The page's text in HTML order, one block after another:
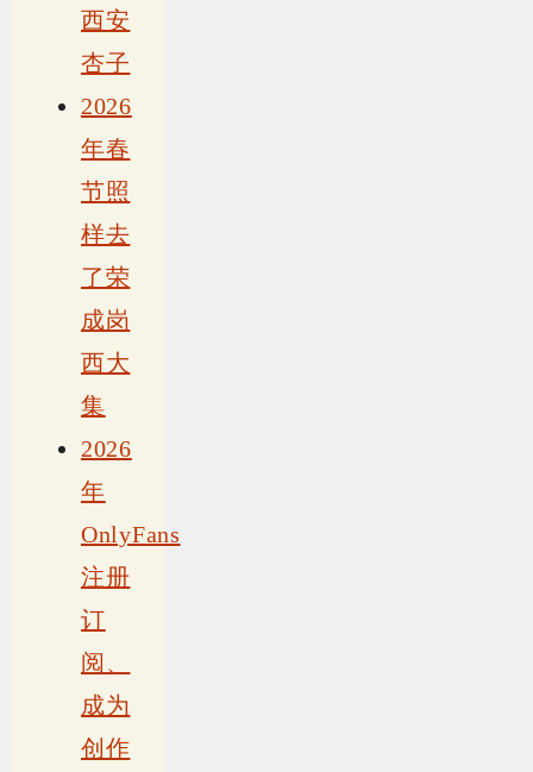
西安
杏子
2026
年春
节照
样去
了荣
成岗
西大
集
2026
年
OnlyFans
注册
订
阅、
成为
创作